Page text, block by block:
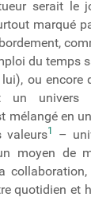
serait le
marqué
du temps
ou encore
un univers
mélangé en
valeurs1
–
moyen de
quotidien et